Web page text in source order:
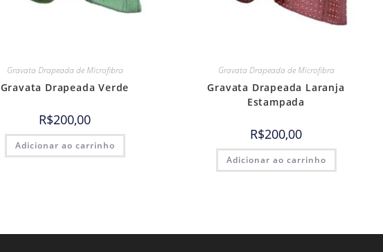
Gravata Drapeada de Microfibra
Gravata Drapeada Verde
R$200,00
Adicionar ao carrinho
Gravata Drapeada de Microfibra
Gravata Drapeada Laranja
Estampada
R$200,00
Adicionar ao carrinho